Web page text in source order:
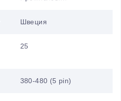
Швеция
25
380-480 (5 pin)